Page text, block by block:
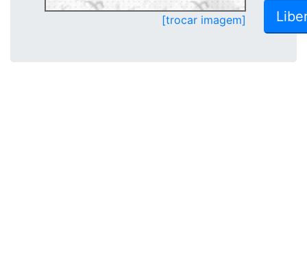
[trocar imagem]